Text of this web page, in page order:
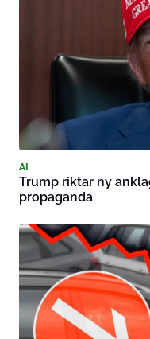
AI
Trump riktar ny
propaganda